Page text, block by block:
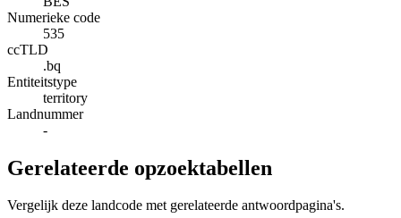
Numerieke code
535
ccTLD
.bq
Entiteitstype
territory
Landnummer
-
Gerelateerde opzoektabellen
Vergelijk deze landcode met gerelateerde antwoordpagina's.